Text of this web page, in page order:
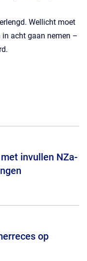
Wellicht moet
acht gaan nemen –
invullen NZa-
op